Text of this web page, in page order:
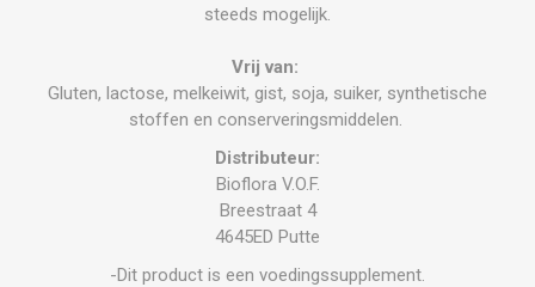
steeds mogelijk.
Vrij van:
Gluten, lactose, melkeiwit, gist, soja, suiker, synthetische
stoffen en conserveringsmiddelen.
Distributeur:
Bioflora V.O.F.
Breestraat 4
4645ED Putte
-Dit product is een voedingssupplement.